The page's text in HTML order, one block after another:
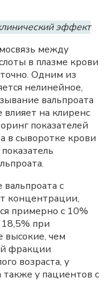
эффект
между
в плазме крови
Одним из
нелинейное,
вальпроата
на клиренс
показателей
в сыворотке крови
с
концентрации,
примерно с 10%
при
высокие, чем
фракции
возраста, у
у пациентов с